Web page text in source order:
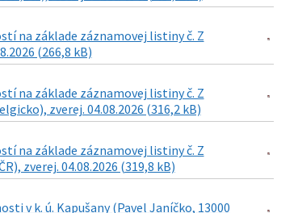
na základe záznamovej listiny č. Z
(266,8 kB)
na základe záznamovej listiny č. Z
zverej. 04.08.2026 (316,2 kB)
na základe záznamovej listiny č. Z
zverej. 04.08.2026 (319,8 kB)
v k. ú. Kapušany (Pavel Janíčko, 13000